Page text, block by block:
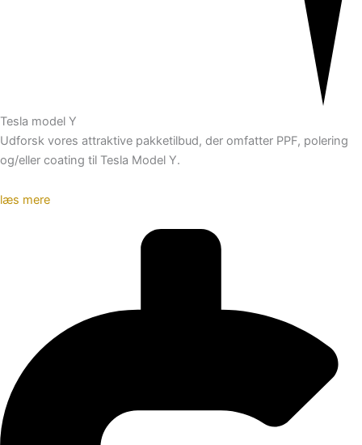
Tesla model Y
Udforsk vores attraktive pakketilbud, der omfatter PPF, polering
og/eller coating til Tesla Model Y.
læs mere